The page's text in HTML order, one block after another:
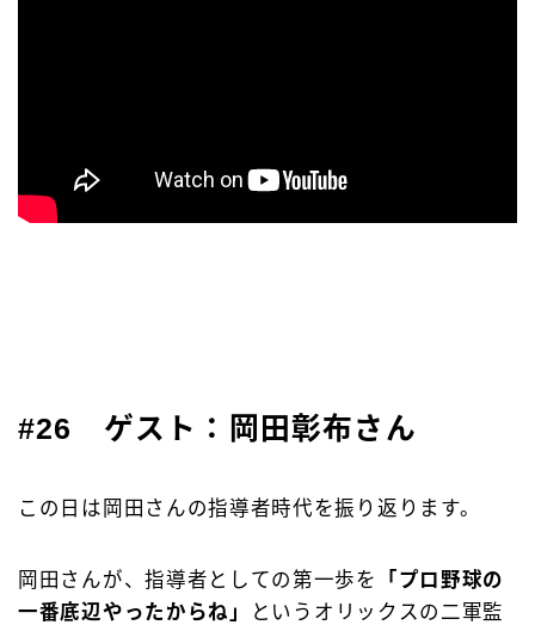
#26 ゲスト：岡田彰布さん
この日は岡田さんの指導者時代を振り返ります。
岡田さんが、指導者としての第一歩を
「プロ野球の
一番底辺やったからね」
というオリックスの二軍監